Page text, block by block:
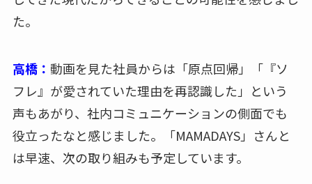
た。
高橋： 動画を見た社員からは「原点回帰」「『ソ
フレ』が愛されていた理由を再認識した」という
声もあがり、社内コミュニケーションの側面でも
役立ったなと感じました。「MAMADAYS」さんと
は早速、次の取り組みも予定しています。